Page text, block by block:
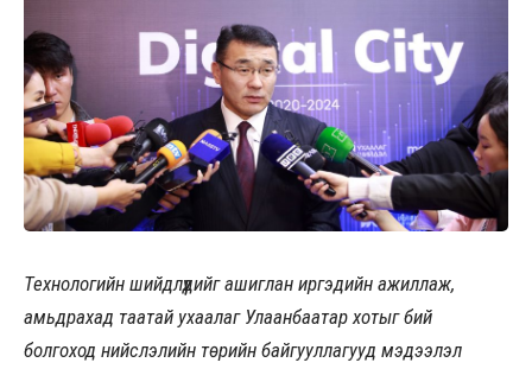
Технологийн шийдлүүдийг ашиглан иргэдийн ажиллаж,
амьдрахад таатай ухаалаг Улаанбаатар хотыг бий
болгоход нийслэлийн төрийн байгууллагууд мэдээлэл